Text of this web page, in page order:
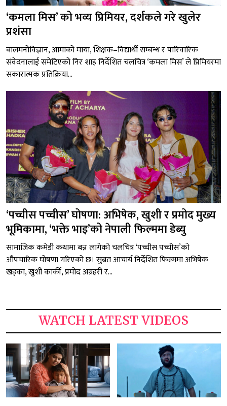
‘कमला मिस’ को भव्य प्रिमियर, दर्शकले गरे खुलेर
प्रशंसा
बालमनोविज्ञान, आमाको माया, शिक्षक–विद्यार्थी सम्बन्ध र पारिवारिक
संवेदनालाई समेटिएको निर शाह निर्देशित चलचित्र ‘कमला मिस’ ले प्रिमियरमा
सकारात्मक प्रतिक्रिया...
‘पच्चीस पच्चीस’ घोषणा: अभिषेक, खुशी र प्रमोद मुख्य
भूमिकामा, ‘भक्ते भाइ’को नेपाली फिल्ममा डेब्यु
सामाजिक कमेडी कथामा बन्न लागेको चलचित्र ‘पच्चीस पच्चीस’को
औपचारिक घोषणा गरिएको छ। सुब्रत आचार्य निर्देशित फिल्ममा अभिषेक
खड्का, खुशी कार्की, प्रमोद अग्रहरी र...
WATCH LATEST VIDEOS